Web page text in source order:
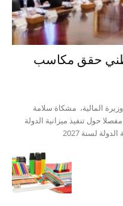
حقق مكاسب
المالية، مشكاة سلامة
حول تنفيذ ميزانية الدولة